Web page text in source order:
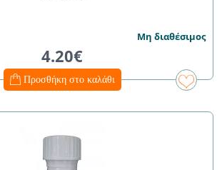
Μη διαθέσιμος
4.20€
Προσθήκη στο καλάθι